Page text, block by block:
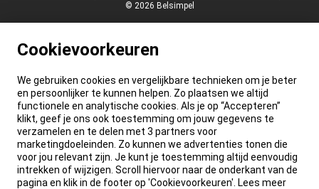
© 2026 Belsimpel
Cookievoorkeuren
We gebruiken cookies en vergelijkbare technieken om je beter
en persoonlijker te kunnen helpen. Zo plaatsen we altijd
functionele en analytische cookies. Als je op “Accepteren”
klikt, geef je ons ook toestemming om jouw gegevens te
verzamelen en te delen met 3 partners voor
marketingdoeleinden. Zo kunnen we advertenties tonen die
voor jou relevant zijn. Je kunt je toestemming altijd eenvoudig
intrekken of wijzigen. Scroll hiervoor naar de onderkant van de
pagina en klik in de footer op 'Cookievoorkeuren'. Lees meer